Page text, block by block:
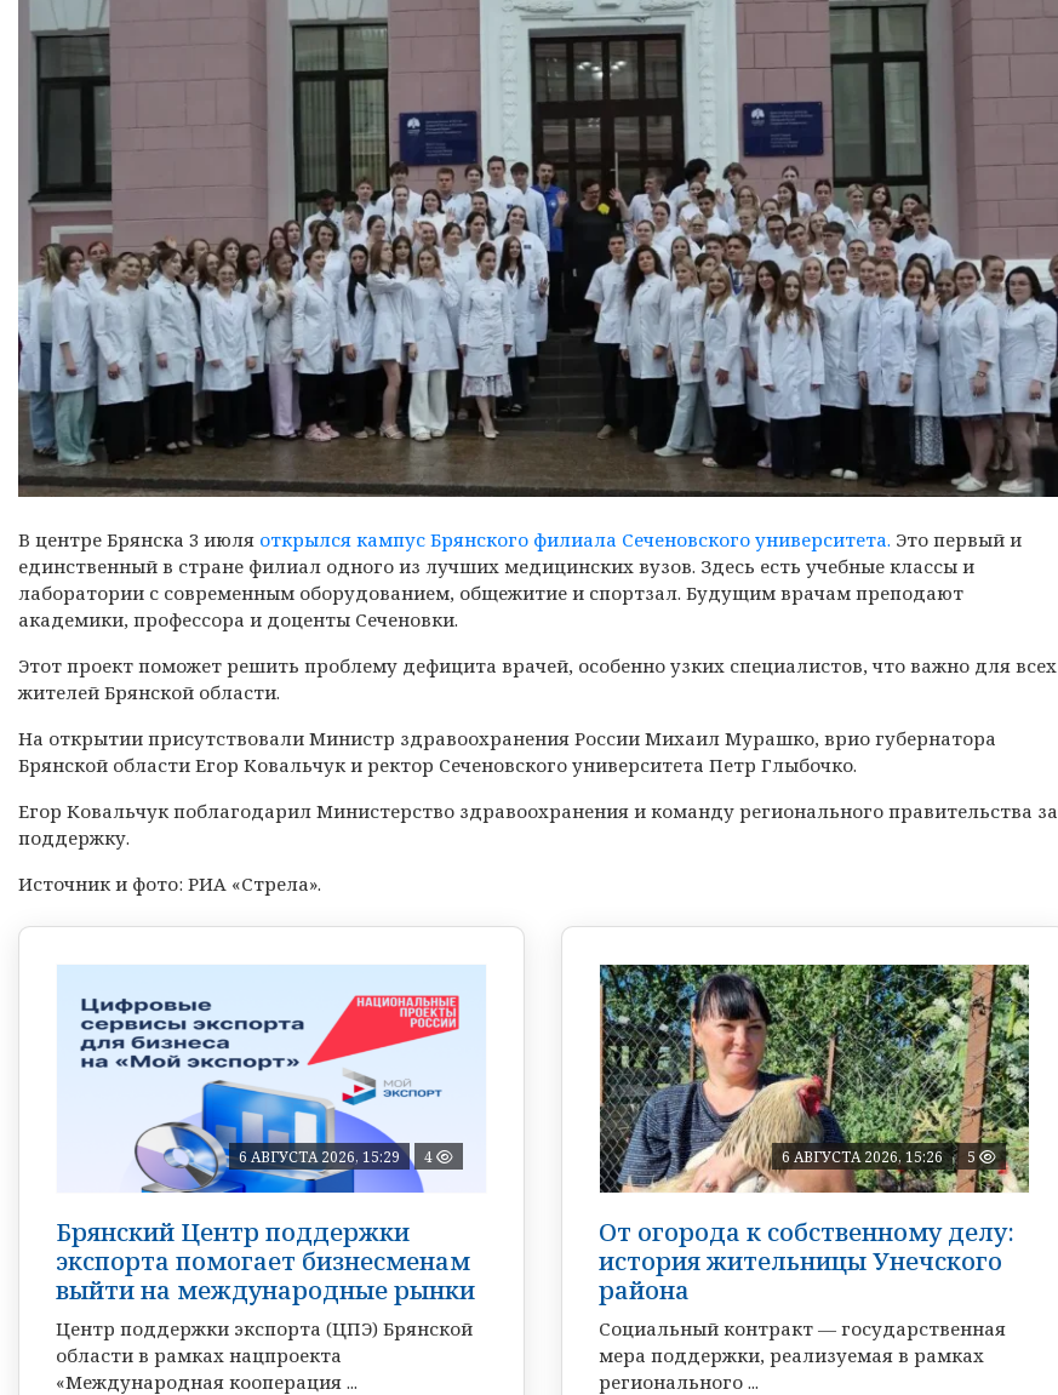
В центре Брянска 3 июля открылся кампус Брянского филиала Сеченовского университета. Это первый и
единственный в стране филиал одного из лучших медицинских вузов. Здесь есть учебные классы и
лаборатории с современным оборудованием, общежитие и спортзал. Будущим врачам преподают
академики, профессора и доценты Сеченовки.
Этот проект поможет решить проблему дефицита врачей, особенно узких специалистов, что важно для всех
жителей Брянской области.
На открытии присутствовали Министр здравоохранения России Михаил Мурашко, врио губернатора
Брянской области Егор Ковальчук и ректор Сеченовского университета Петр Глыбочко.
Егор Ковальчук поблагодарил Министерство здравоохранения и команду регионального правительства за
поддержку.
Источник и фото: РИА «Стрела».
6 АВГУСТА 2026, 15:29 4
Брянский Центр поддержки
экспорта помогает бизнесменам
выйти на международные рынки
Центр поддержки экспорта (ЦПЭ) Брянской
области в рамках нацпроекта
«Международная кооперация ...
6 АВГУСТА 2026, 15:26 5
От огорода к собственному делу:
история жительницы Унечского
района
Социальный контракт — государственная
мера поддержки, реализуемая в рамках
регионального ...